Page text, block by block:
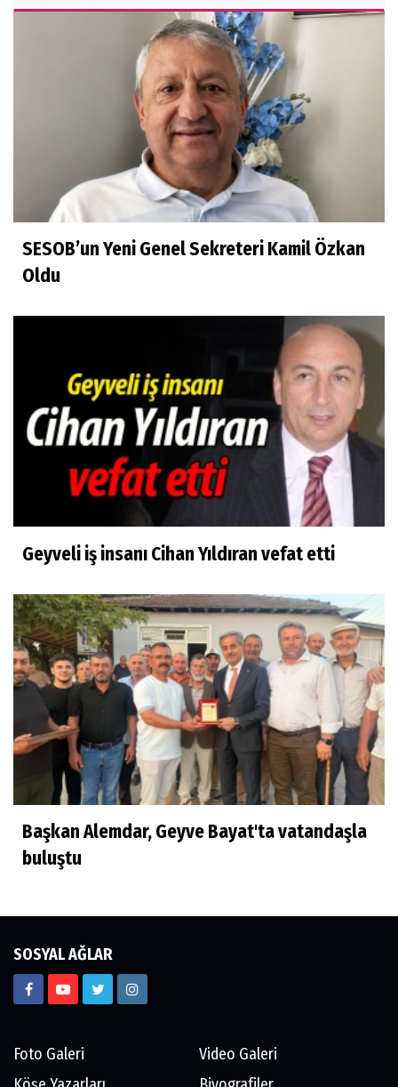
Arif Öztürk
Sakarya'nın Hikayesi
Ali Çetinkaya
Kurtuluş Savaşı'na Kurtuluş Savaşı denir
Reyhan Karagöz Çetin
Haziran da yazılsın
Muharrem Dayanç
"Kalk baba, kabrinden kalk!" Geyve Boğazı
yanıyor!
Mehmet Sönmez
Geyve Sessizce Değişiyor
SESOB’un Yeni Genel Sekreteri Kamil Özkan
Oldu
Geyveli iş insanı Cihan Yıldıran vefat etti
Başkan Alemdar, Geyve Bayat'ta vatandaşla
buluştu
SOSYAL AĞLAR
Foto Galeri
Video Galeri